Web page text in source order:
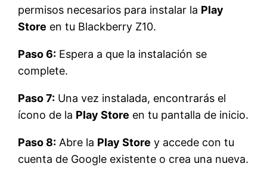
permisos necesarios para instalar la Play
Store en tu Blackberry Z10.
Paso 6: Espera a que la instalación se
complete.
Paso 7: Una vez instalada, encontrarás el
ícono de la Play Store en tu pantalla de inicio.
Paso 8: Abre la Play Store y accede con tu
cuenta de Google existente o crea una nueva.